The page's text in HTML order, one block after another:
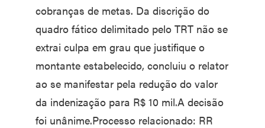
cobranças de metas. Da discrição do
quadro fático delimitado pelo TRT não se
extrai culpa em grau que justifique o
montante estabelecido, concluiu o relator
ao se manifestar pela redução do valor
da indenização para R$ 10 mil.A decisão
foi unânime.Processo relacionado: RR